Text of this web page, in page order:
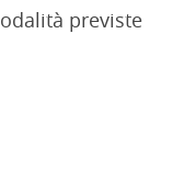
previste